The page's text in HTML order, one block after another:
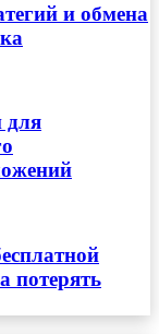
и обмена
для
потерять